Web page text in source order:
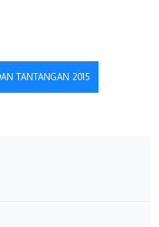
TANTANGAN 2015